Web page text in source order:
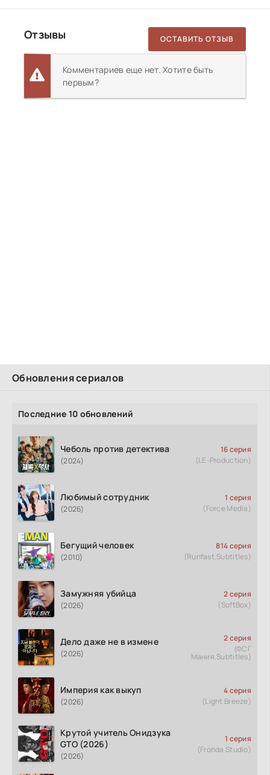
Обновления сериалов
Последние 10 обновлений
Чеболь против детектива
(2024)
16 серия
(LE-Production)
Любимый сотрудник
(2026)
1 серия
(Force Media)
Бегущий человек
(2010)
814 серия
(Runfast.Subtitles)
Замужняя убийца
(2026)
2 серия
(SoftBox)
Дело даже не в измене
(2026)
2 серия
(ФСГ
Мания.Subtitles)
Империя как выкуп
(2026)
4 серия
(Light Breeze)
Крутой учитель Онидзука
GTO (2026)
(2026)
1 серия
(Fronda Studio)
Отзывы ОСТАВИТЬ ОТЗЫВ
Комментариев еще нет. Хотите быть
первым?